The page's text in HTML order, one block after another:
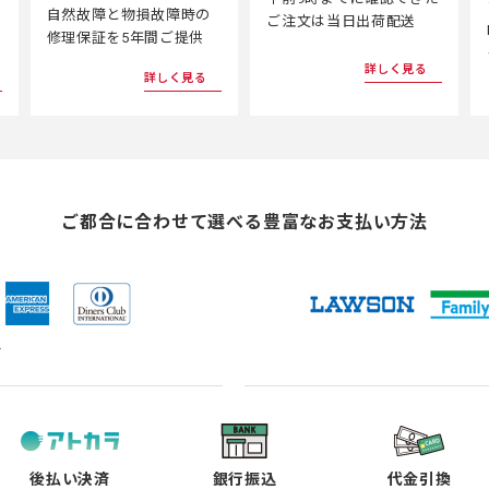
自然故障と物損故障時の
修理保証を5年間ご提供
詳しく見る
ご注文は当日出荷配送
詳しく見る
ご都合に合わせて選べる 豊富なお支払い方法
後払い決済 銀行振込 代金引換
し
タ
ブ
で
し
タ
ブ
で
し
タ
ブ
で
し
タ
ブ
で